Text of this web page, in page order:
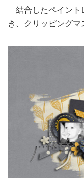
結合したペイント
き、クリッピングマ